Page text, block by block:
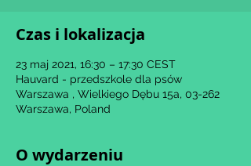
Czas i lokalizacja
23 maj 2021, 16:30 – 17:30 CEST
Hauvard - przedszkole dla psów
Warszawa , Wielkiego Dębu 15a, 03-262
Warszawa, Poland
O wydarzeniu